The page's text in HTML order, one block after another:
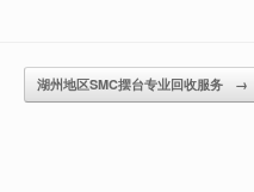
湖州地区SMC摆台专业回收服务 →